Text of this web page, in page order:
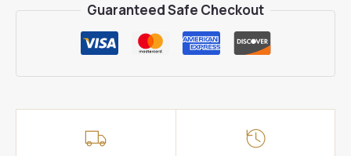
Guaranteed Safe Checkout